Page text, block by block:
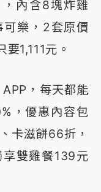
內含8塊炸雞
可樂，2套原價
1,111元。
，每天都能
，優惠內容包
卡滋餅66折，
雙雞餐139元